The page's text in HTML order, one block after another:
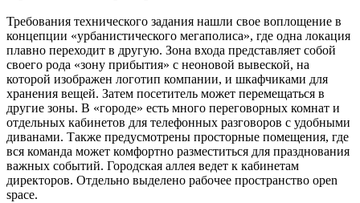
Требования технического задания нашли свое воплощение в
концепции «урбанистического мегаполиса», где одна локация
плавно переходит в другую. Зона входа представляет собой
своего рода «зону прибытия» с неоновой вывеской, на
которой изображен логотип компании, и шкафчиками для
хранения вещей. Затем посетитель может перемещаться в
другие зоны. В «городе» есть много переговорных комнат и
отдельных кабинетов для телефонных разговоров с удобными
диванами. Также предусмотрены просторные помещения, где
вся команда может комфортно разместиться для празднования
важных событий. Городская аллея ведет к кабинетам
директоров. Отдельно выделено рабочее пространство open
space.